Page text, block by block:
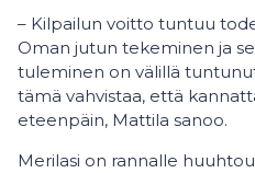
– Kilpailun voitto tuntuu
Oman jutun tekeminen ja
tuleminen on välillä
tämä vahvistaa, että
eteenpäin, Mattila sanoo.
Merilasi on rannalle